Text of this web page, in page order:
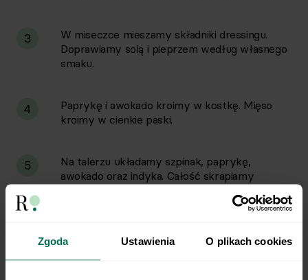
Zgoda Ustawienia O plikach cookies
3
W miseczce mieszamy składniki dressingu.
Doprawiamy solą i pieprzem według własnego
smaku.
4
Paprykę i awokado kroimy w kostkę. Mięso
kroimy w cienkie paski.
5
Na talerzu układamy szpinak, paprykę,
awokado oraz indyka. Całość skrapiamy
posypujemy sałatkę posiekaną natką
6
Gotową sałatkę podajemy z pieczywem.